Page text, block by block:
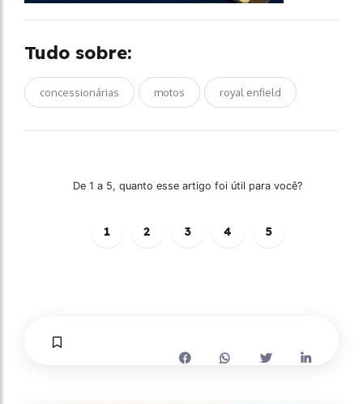
Tudo sobre:
concessionárias motos royal enfield
De 1 a 5, quanto esse artigo foi útil para você?
1 2 3 4 5